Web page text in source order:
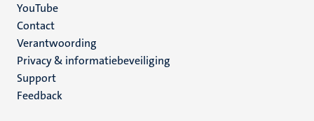
YouTube
Menu
footer
(NL)
Contact
Verantwoording
Privacy & informatiebeveiliging
Support
Feedback